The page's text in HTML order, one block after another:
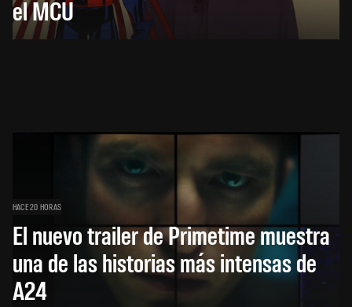
el MCU
HACE 20 HORAS
El nuevo trailer de Primetime muestra
una de las historias más intensas de
A24